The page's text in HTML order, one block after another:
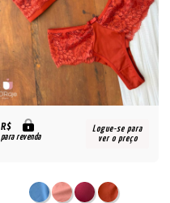
R$
para revenda
Logue-se para
ver o preço